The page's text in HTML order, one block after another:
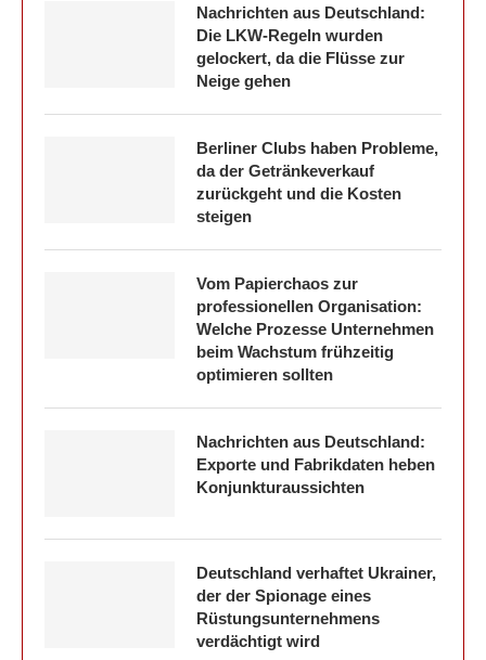
Nachrichten aus Deutschland:
Die LKW-Regeln wurden
gelockert, da die Flüsse zur
Neige gehen
Berliner Clubs haben Probleme,
da der Getränkeverkauf
zurückgeht und die Kosten
steigen
Vom Papierchaos zur
professionellen Organisation:
Welche Prozesse Unternehmen
beim Wachstum frühzeitig
optimieren sollten
Nachrichten aus Deutschland:
Exporte und Fabrikdaten heben
Konjunkturaussichten
Deutschland verhaftet Ukrainer,
der der Spionage eines
Rüstungsunternehmens
verdächtigt wird